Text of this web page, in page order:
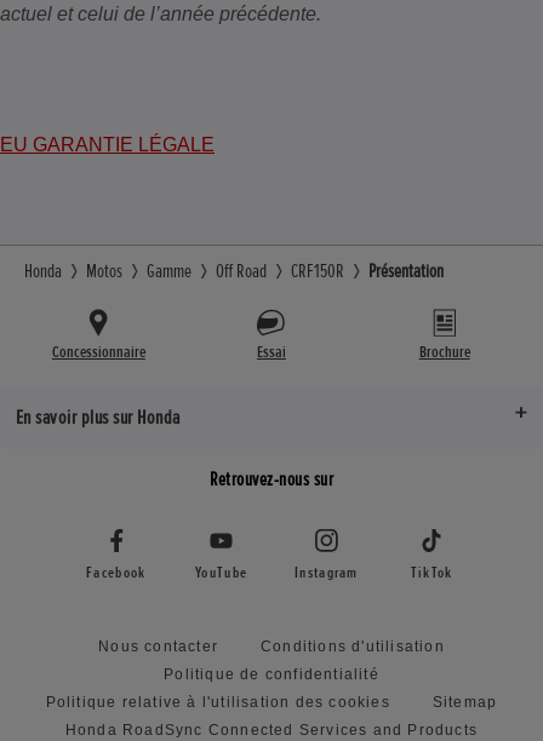
actuel et celui de l’année précédente.
EU GARANTIE LÉGALE
Honda Motos Gamme Off Road CRF150R Présentation
Concessionnaire Essai Brochure
En savoir plus sur Honda
Retrouvez-nous sur
Facebook YouTube Instagram TikTok
Nous contacter
Conditions d'utilisation
Politique de confidentialité
Politique relative à l'utilisation des cookies
Sitemap
Honda RoadSync Connected Services and Products